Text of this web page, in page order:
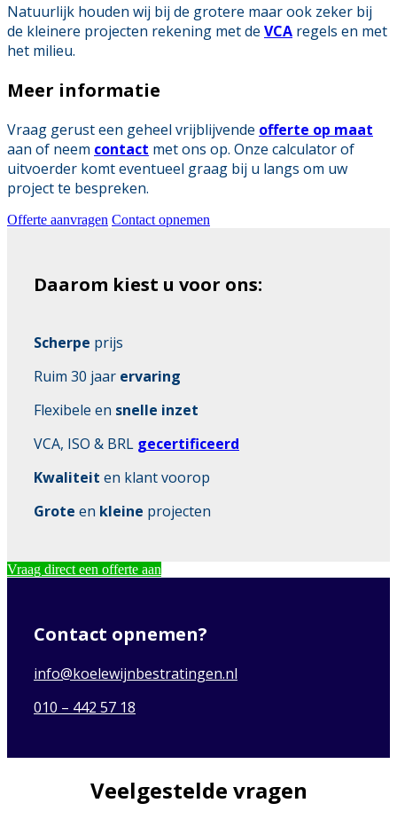
Natuurlijk houden wij bij de grotere maar ook zeker bij
de kleinere projecten rekening met de VCA regels en met
het milieu.
Meer informatie
Vraag gerust een geheel vrijblijvende offerte op maat
aan of neem contact met ons op. Onze calculator of
uitvoerder komt eventueel graag bij u langs om uw
project te bespreken.
Offerte aanvragen Contact opnemen
Daarom kiest u voor ons:
Scherpe prijs
Ruim 30 jaar ervaring
Flexibele en snelle inzet
VCA, ISO & BRL gecertificeerd
Kwaliteit en klant voorop
Grote en kleine projecten
Vraag direct een offerte aan
Contact opnemen?
info@koelewijnbestratingen.nl
010 – 442 57 18
Veelgestelde vragen